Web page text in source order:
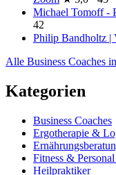
Michael Tomoff -
42
Philip Bandholtz |
Alle Business Coaches
Kategorien
Business Coaches
Ergotherapie &
Fitness &
Heilpraktiker